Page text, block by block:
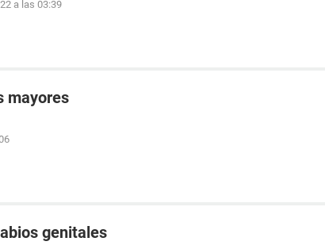
a las 03:39
mayores
genitales